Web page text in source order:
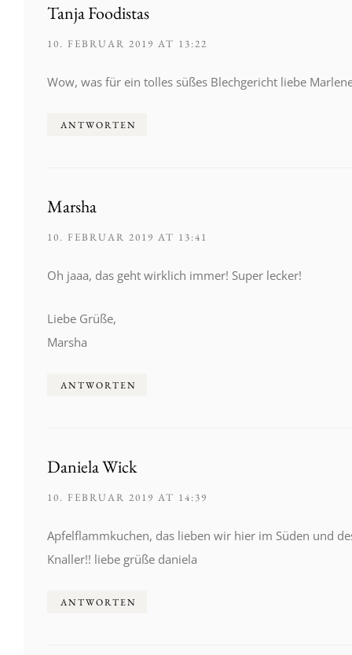
Tanja Foodistas
10. FEBRUAR 2019 AT 13:22
Wow, was für ein tolles süßes Blechgericht liebe
ANTWORTEN
Marsha
10. FEBRUAR 2019 AT 13:41
Oh jaaa, das geht wirklich immer! Super lecker!
Liebe Grüße,
Marsha
ANTWORTEN
Daniela Wick
10. FEBRUAR 2019 AT 14:39
Apfelflammkuchen, das lieben wir hier im Süden und
Knaller!! liebe grüße daniela
ANTWORTEN